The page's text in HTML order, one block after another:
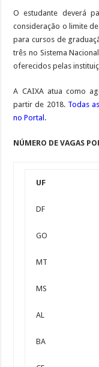
O estudante deverá
consideração o limite
para cursos de
três no Sistema
oferecidos pelas
A CAIXA atua como
partir de 2018. Todas
no Portal .
NÚMERO DE VAGAS
UF
DF
GO
MT
MS
AL
BA